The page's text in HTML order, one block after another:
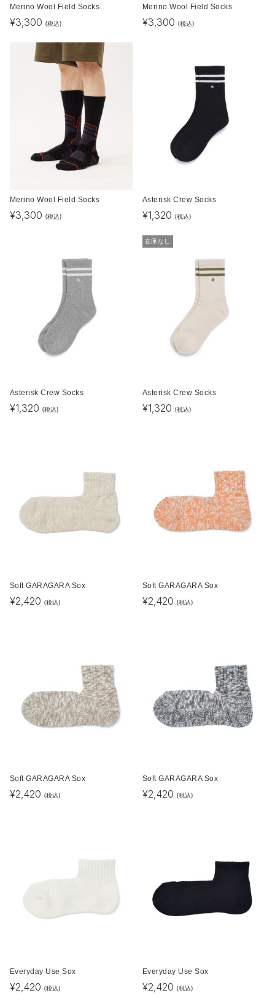
Merino Wool Field Socks
¥3,300 (税込)
Merino Wool Field Socks
¥3,300 (税込)
Merino Wool Field Socks
¥3,300 (税込)
Asterisk Crew Socks
¥1,320 (税込)
Asterisk Crew Socks
¥1,320 (税込)
在庫なし
Asterisk Crew Socks
¥1,320 (税込)
Soft GARAGARA Sox
¥2,420 (税込)
Soft GARAGARA Sox
¥2,420 (税込)
Soft GARAGARA Sox
¥2,420 (税込)
Soft GARAGARA Sox
¥2,420 (税込)
Everyday Use Sox
¥2,420 (税込)
Everyday Use Sox
¥2,420 (税込)